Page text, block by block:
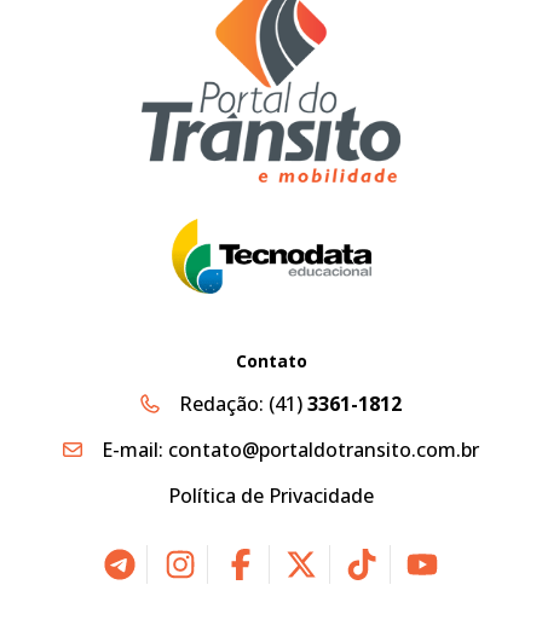
Contato
Redação: (41)3361-1812
E-mail: contato@portaldotransito.com.br
Política de Privacidade